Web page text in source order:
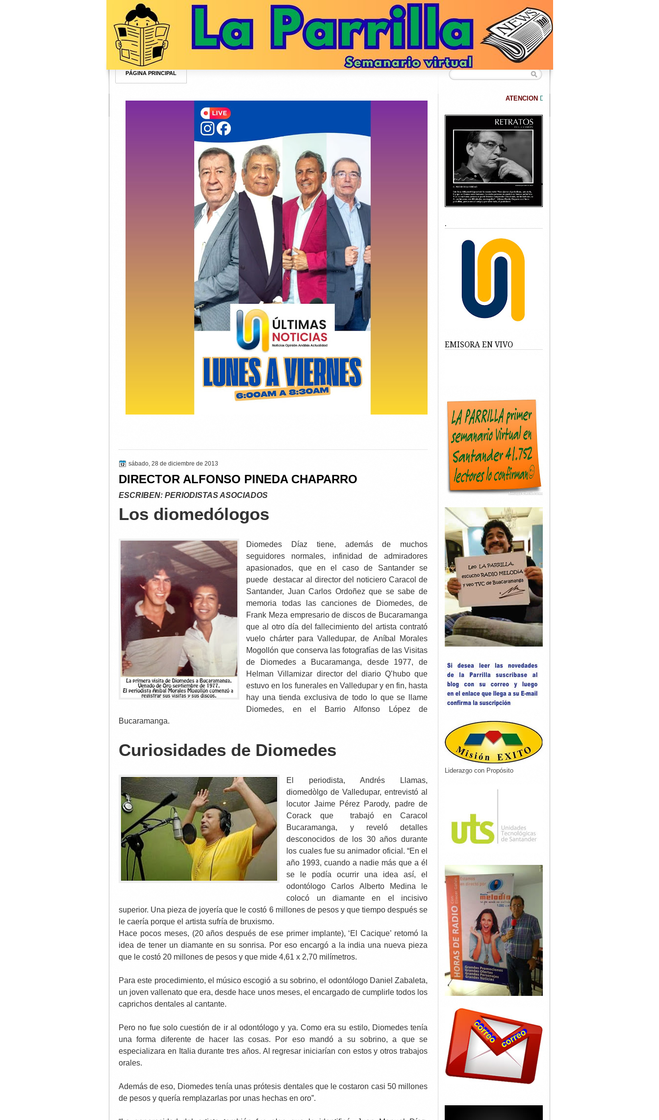
PÁGINA PRINCIPAL
sábado, 28 de diciembre de 2013
DIRECTOR ALFONSO PINEDA CHAPARRO
ESCRIBEN: PERIODISTAS ASOCIADOS
Los diomedólogos
Diomedes Díaz tiene, además de muchos
seguidores normales, infinidad de admiradores
apasionados, que en el caso de Santander se
puede destacar al director del noticiero Caracol de
Santander, Juan Carlos Ordoñez que se sabe de
memoria todas las canciones de Diomedes, de
Frank Meza empresario de discos de Bucaramanga
que al otro día del fallecimiento del artista contrató
vuelo chárter para Valledupar, de Aníbal Morales
Mogollón que conserva las fotografías de las Visitas
de Diomedes a Bucaramanga, desde 1977, de
Helman Villamizar director del diario Q’hubo que
estuvo en los funerales en Valledupar y en fin, hasta
hay una tienda exclusiva de todo lo que se llame
Diomedes, en el Barrio Alfonso López de
Bucaramanga.
Curiosidades de Diomedes
El periodista, Andrés Llamas,
diomedòlgo de Valledupar, entrevistó al
locutor Jaime Pérez Parody, padre de
Corack que trabajó en Caracol
Bucaramanga, y reveló detalles
desconocidos de los 30 años durante
los cuales fue su animador oficial. “En el
año 1993, cuando a nadie más que a él
se le podía ocurrir una idea así, el
odontólogo Carlos Alberto Medina le
colocó un diamante en el incisivo
superior. Una pieza de joyería que le costó 6 millones de pesos y que tiempo después se
le caería porque el artista sufría de bruxismo.
Hace pocos meses, (20 años después de ese primer implante), ‘El Cacique’ retomó la
idea de tener un diamante en su sonrisa. Por eso encargó a la india una nueva pieza
que le costó 20 millones de pesos y que mide 4,61 x 2,70 milímetros.
Para este procedimiento, el músico escogió a su sobrino, el odontólogo Daniel Zabaleta,
un joven vallenato que era, desde hace unos meses, el encargado de cumplirle todos los
caprichos dentales al cantante.
Pero no fue solo cuestión de ir al odontólogo y ya. Como era su estilo, Diomedes tenía
una forma diferente de hacer las cosas. Por eso mandó a su sobrino, a que se
especializara en Italia durante tres años. Al regresar iniciarían con estos y otros trabajos
orales.
Además de eso, Diomedes tenía unas prótesis dentales que le costaron casi 50 millones
de pesos y quería remplazarlas por unas hechas en oro”.
DATANET confirma que hemos superado los 40.000 lectores
.
EMISORA EN VIVO
Liderazgo con Propósito